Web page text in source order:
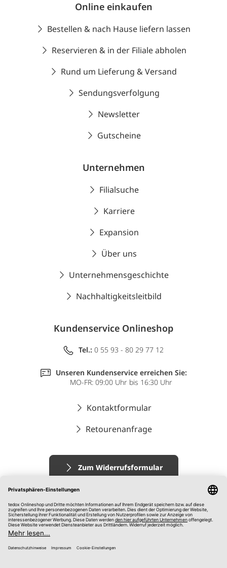
Online einkaufen
Bestellen & nach Hause liefern lassen
Reservieren & in der Filiale abholen
Rund um Lieferung & Versand
Sendungsverfolgung
Newsletter
Gutscheine
Unternehmen
Filialsuche
Karriere
Expansion
Über uns
Unternehmensgeschichte
Nachhaltigkeitsleitbild
Kundenservice Onlineshop
Tel.: 0 55 93 - 80 29 77 12
Unseren Kundenservice erreichen Sie:
MO-FR: 09:00 Uhr bis 16:30 Uhr
Kontaktformular
Retourenanfrage
Zum Widerrufsformular
Impressum
AGB
Datenschutz